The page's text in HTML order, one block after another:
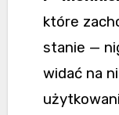
które
stanie —
widać na